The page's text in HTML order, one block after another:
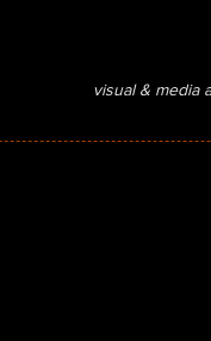
visual & media